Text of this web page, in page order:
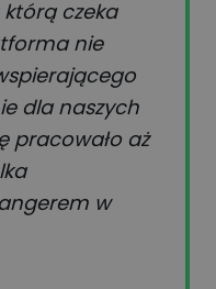
czeka
nie
dla naszych
pracowało aż
w